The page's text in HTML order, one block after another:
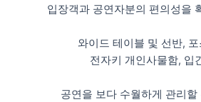
입장객과 공연자분의 편의성을
와이드 테이블 및 선반, 포
전자키 개인사물함, 입
공연을 보다 수월하게 관리할